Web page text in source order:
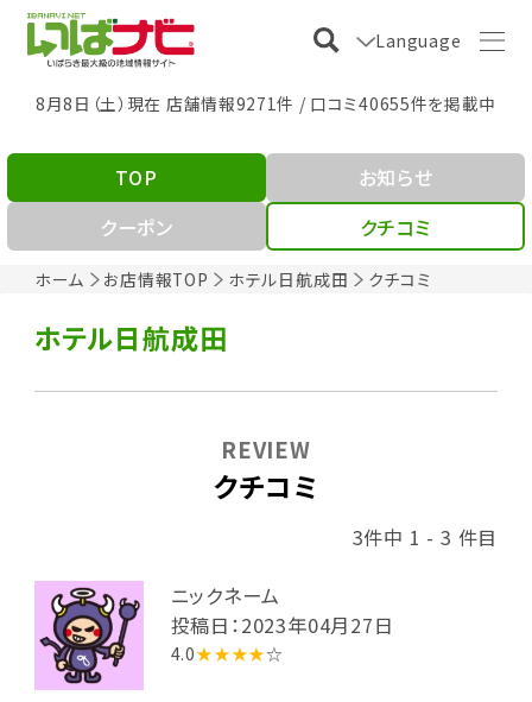
Language
8月8日（土）現在 店舗情報9271件 / 口コミ40655件を掲載中
ホーム お店情報TOP ホテル日航成田 クチコミ
TOP
お知らせ
クーポン
クチコミ
ホテル日航成田
クチコミ
REVIEW
3件中 1 - 3 件目
ニックネーム
投稿日：2023年04月27日
4.0★★★★☆